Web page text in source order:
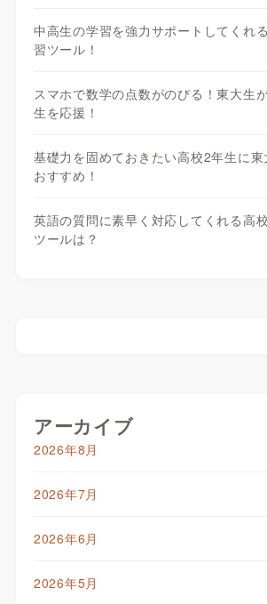
中高生の学習を強力サポートしてくれ
習ツール！
スマホで数学の点数がのびる！東大生
生を応援！
基礎力を固めておきたい高校2年生に
おすすめ！
英語の質問に素早く対応してくれる高
ツールは？
アーカイブ
2026年8月
2026年7月
2026年6月
2026年5月